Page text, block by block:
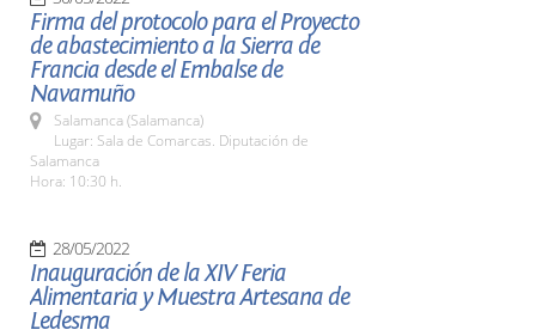
Firma del protocolo para el Proyecto
de abastecimiento a la Sierra de
Francia desde el Embalse de
Navamuño
Salamanca (Salamanca)
Lugar: Sala de Comarcas. Diputación de
Salamanca
Hora: 10:30 h.
28/05/2022
Inauguración de la XIV Feria
Alimentaria y Muestra Artesana de
Ledesma